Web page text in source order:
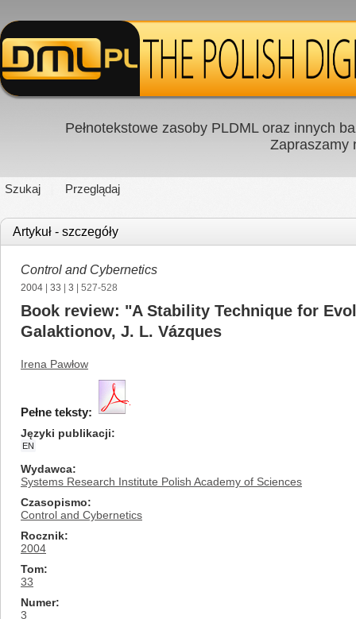
Pełnotekstowe zasoby PLDML oraz innych
Zapraszamy
Szukaj Przeglądaj
Artykuł - szczegóły
Control and Cybernetics
2004 33 3 | 527-528
Book review: "A Stability Technique for
Galaktionov, J. L. Vázques
Irena Pawłow
Pełne teksty:
Języki publikacji
EN
Wydawca
Systems Research Institute Polish Academy of Sciences
Czasopismo
Control and Cybernetics
Rocznik
2004
Tom
33
Numer
3